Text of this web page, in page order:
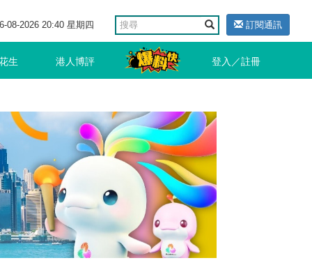
08-2026 20:40 星期四 訂閱通訊
生 港人博評 登入／註冊